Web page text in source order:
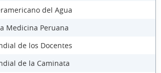
del Agua
Medicina Peruana
de los Docentes
de la Caminata